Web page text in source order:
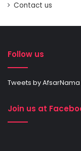
Contact us
Follow us
Tweets by AfsarNama
Join us at